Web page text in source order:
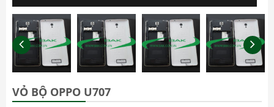
VỎ BỘ OPPO U707